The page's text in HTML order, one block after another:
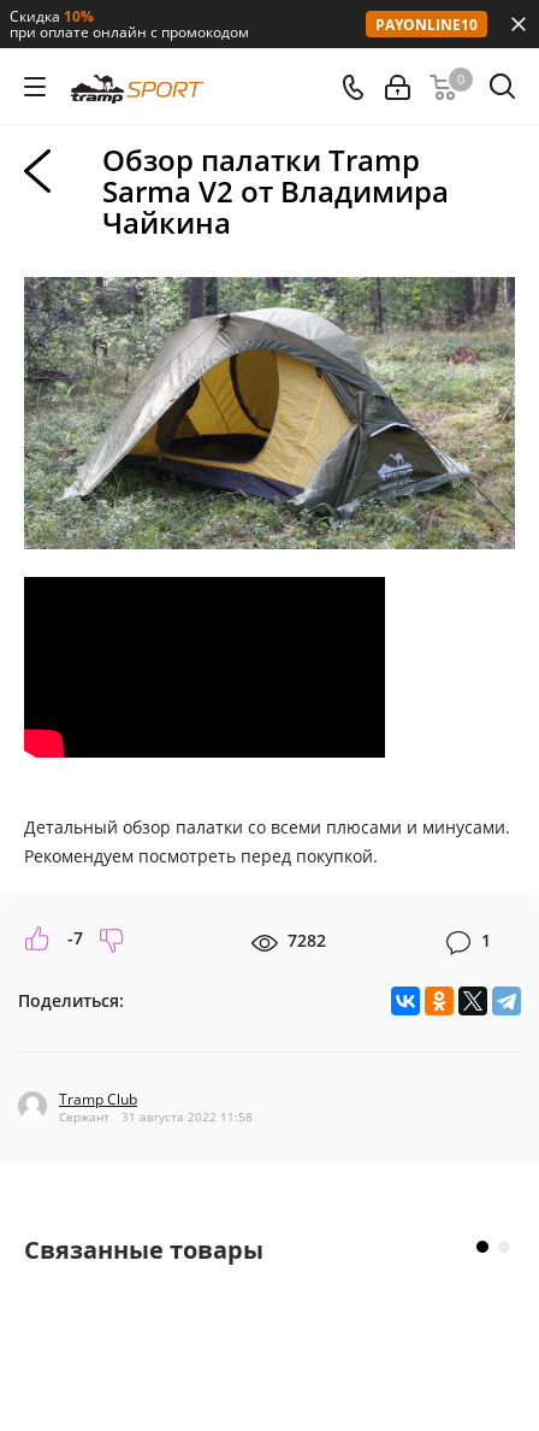
Скидка 10%
при оплате онлайн с промокодом PAYONLINE10
0
Обзор палатки Tramp
Sarma V2 от Владимира
Чайкина
Детальный обзор палатки со всеми плюсами и минусами.
Рекомендуем посмотреть перед покупкой.
-7 7282 1
Поделиться:
Tramp Club
Сержант 31 августа 2022 11:58
Cвязанные товары